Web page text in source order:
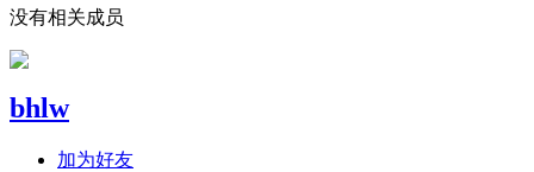
没有相关成员
bhlw
加为好友